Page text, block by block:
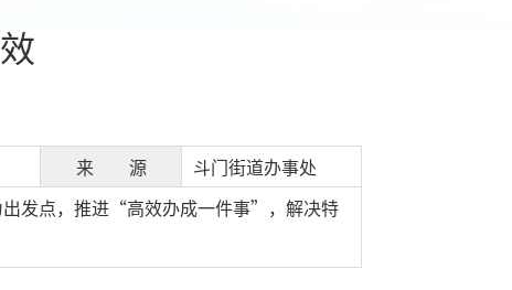
来 源 斗门街道办事处
发点，推进“高效办成一件事”，解决特